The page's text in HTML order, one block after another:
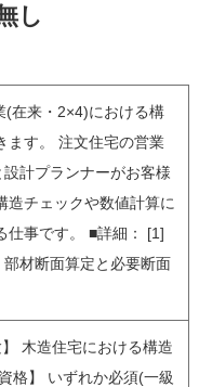
し
(在来・2×4)における構
ます。 注文住宅の営業
計プランナーがお客様
造チェックや数値計算に
仕事です。 ■詳細： [1]
材断面算定と必要断面
木造住宅における構造
格】 いずれか必須(一級